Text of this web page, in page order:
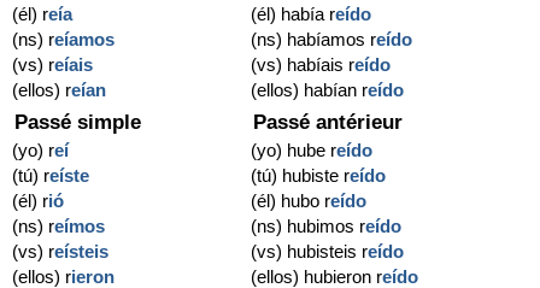
(él) reía
(ns) reíamos
(vs) reíais
(ellos) reían
(él) había reído
(ns) habíamos reído
(vs) habíais reído
(ellos) habían reído
Passé simple
(yo) reí
(tú) reíste
(él) rió
(ns) reímos
(vs) reísteis
(ellos) rieron
Passé antérieur
(yo) hube reído
(tú) hubiste reído
(él) hubo reído
(ns) hubimos reído
(vs) hubisteis reído
(ellos) hubieron reído